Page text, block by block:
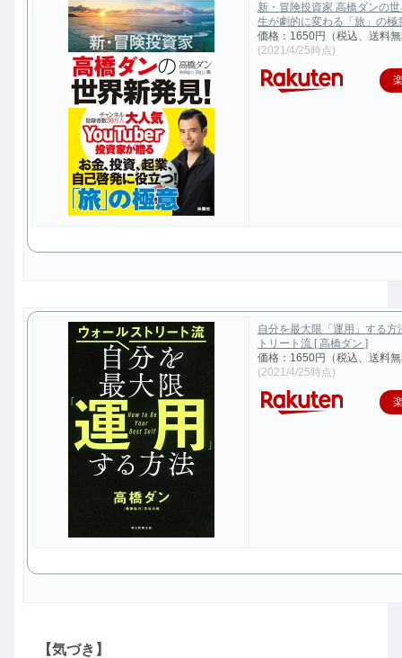
新・冒険投資家 高橋ダンの
生が劇的に変わる「旅」の極
価格：1650円（税込、送料
(2021/4/25時点)
自分を最大限「運用」する方
トリート流 [ 高橋ダン ]
価格：1650円（税込、送料
(2021/4/25時点)
【気づき】